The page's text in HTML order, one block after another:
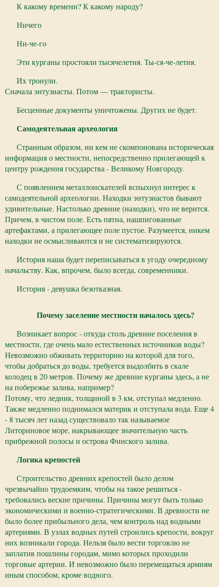
К какому времени? К какому народу?
Ничего
Ни-че-го
Эти курганы простояли тысячелетия. Ты-ся-че-летия.
Их тронули.
Сначала энтузиасты. Потом — трактористы.
Бесценные документы уничтожены. Других не будет.
Самодеятельная археология
Странным образом, ни кем не скомпонована историческая
информация о местности, непосредственно прилегающей к
центру рождения государства - Великому Новгороду.
С появлением металлоискателей вспыхнул интерес к
самодеятельной археологии. Находки энтузиастов бывают
удивительные. Настолько древние (находки), что не верится.
Причем, в чистом поле. Есть пятна, нашпигованные
артефактами, а прилегающее поле пустое. Разумеется, никем
находки не осмысливаются и не систематизируются.
История наша будет переписываться в угоду очередному
начальству. Как, впрочем, было всегда, современники.
История - девушка безотказная.
Почему заселение местности началось здесь?
Возникает вопрос - откуда столь древние поселения в
местности, где очень мало естественных источников воды?
Невозможно обживать территорию на которой для того,
чтобы добраться до воды, требуется выдолбить в скале
колодец в 20 метров. Почему же древние курганы здесь, а не
на побережье залива, например?
Потому, что ледник, толщиной в 3 км, отступал медленно.
Также медленно поднимался материк и отступала вода. Еще 4
- 8 тысяч лет назад существовало так называемое
Литориновое море, накрывающее значительную часть
прибрежной полосы и острова Финского залива.
Логика крепостей
Строительство древних крепостей было делом
чрезвычайно трудоемким, чтобы на такое решиться -
требовались веские причины. Причины могут быть только
экономическими и военно-стратегическими. В древности не
было более прибыльного дела, чем контроль над водными
артериями. В узлах водных путей строились крепости, вокруг
них возникали города. Нельзя было вести торговлю не
заплатив пошлины городам, мимо которых проходили
торговые артерии. И невозможно было перемещаться армиям
иным способом, кроме водного.